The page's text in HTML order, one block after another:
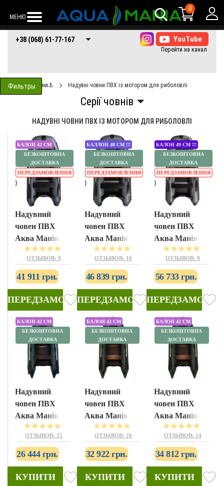
МЕНЮ
0
+38 (068) 61-77-
167
+38 (066) 61-77-+38 (073) 61-77-
167
+38 (068) 61-77-167
Човни⚓ Надувні човни ПВХ із мотором для риболовлі
НАДУВНІ ЧОВНИ ПВХ ІЗ МОТОРОМ ДЛЯ РИБОЛОВЛІ
БАЛОН 42 СМ
БЕЗКОШТОВНА
ДОСТАВКА
ПЕРЕДЗАМОВЛЕННЯ
}
Надувний
човен ПВХ
Аква Манія
АМК-320
ОТЗЫВОВ: 9
41 911 грн.
ПЕРЕДЗАМОВЛЕННЯ
БАЛЛОН 48 СМ !!!
БЕЗКОШТОВНА
ДОСТАВКА
ПЕРЕДЗАМОВЛЕННЯ
}
Надувний
човен ПВХ
Аква Манія
АМК-360
ОТЗЫВОВ: 16
46 839 грн.
ПЕРЕДЗАМОВЛЕННЯ
БАЛОН 49 СМ !!!
БЕЗКОШТОВНА
ДОСТАВКА
ПЕРЕДЗАМОВЛЕННЯ
}
Надувний
човен ПВХ
Аква Манія
АМК-400
ОТЗЫВОВ: 9
56 733 грн.
БАЛОН 42 СМ
БЕЗКОШТОВНА
ДОСТАВКА
Надувний
човен ПВХ
Аква Манія
АМК-290
ОТЗЫВОВ: 25
26 444 грн.
КУПИТИ
БАЛОН 42 СМ
БЕЗКОШТОВНА
ДОСТАВКА
Надувний
човен ПВХ
Аква Манія
АМК-310
ОТЗЫВОВ: 26
32 922 грн.
КУПИТИ
БАЛОН 42 СМ
БЕЗКОШТОВНА
ДОСТАВКА
Надувний
човен ПВХ
Аква Манія
АМК-330
ОТЗЫВОВ: 24
34 812 грн.
КУПИТИ
Фильтры